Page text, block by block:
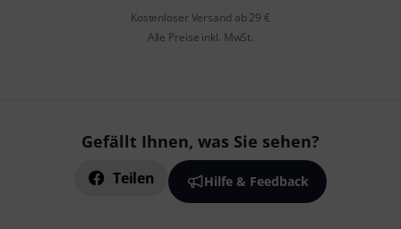
Kostenloser Versand ab 29 €
Alle Preise inkl. MwSt.
Gefällt Ihnen, was Sie sehen?
Teilen Hilfe & Feedback